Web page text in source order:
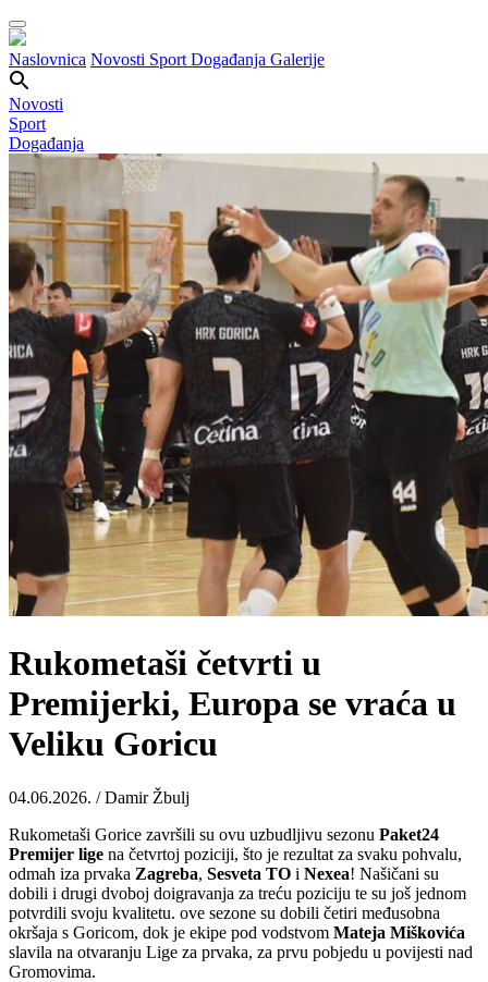
Naslovnica Novosti Sport Događanja Galerije
Novosti
Sport
Događanja
Rukometaši četvrti u
Premijerki, Europa se vraća u
Veliku Goricu
04.06.2026. / Damir Žbulj
Rukometaši Gorice završili su ovu uzbudljivu sezonu Paket24
Premijer lige na četvrtoj poziciji, što je rezultat za svaku pohvalu,
odmah iza prvaka Zagreba, Sesveta TO i Nexea! Našičani su
dobili i drugi dvoboj doigravanja za treću poziciju te su još jednom
potvrdili svoju kvalitetu. ove sezone su dobili četiri međusobna
okršaja s Goricom, dok je ekipe pod vodstvom Mateja Miškovića
slavila na otvaranju Lige za prvaka, za prvu pobjedu u povijesti nad
Gromovima.